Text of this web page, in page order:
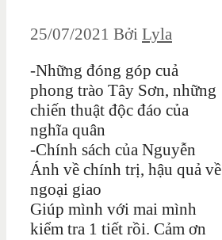
25/07/2021 Bởi Lyla
-Những đóng góp cuả
phong trào Tây Sơn, những
chiến thuật độc đáo của
nghĩa quân
-Chính sách của Nguyễn
Ánh về chính trị, hậu quả về
ngoại giao
Giúp mình với mai mình
kiểm tra 1 tiết rồi. Cảm ơn